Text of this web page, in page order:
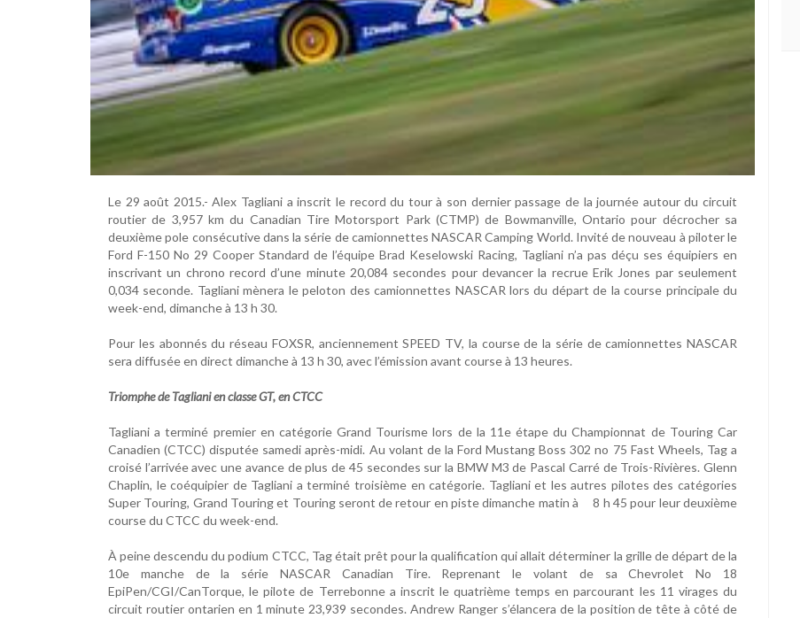
Le 29 août 2015.- Alex Tagliani a inscrit le record du tour à son dernier passage de la journée autour du circuit
routier de 3,957 km du Canadian Tire Motorsport Park (CTMP) de Bowmanville, Ontario pour décrocher sa
deuxième pole consécutive dans la série de camionnettes NASCAR Camping World. Invité de nouveau à piloter le
Ford F-150 No 29 Cooper Standard de l’équipe Brad Keselowski Racing, Tagliani n’a pas déçu ses équipiers en
inscrivant un chrono record d’une minute 20,084 secondes pour devancer la recrue Erik Jones par seulement
0,034 seconde. Tagliani mènera le peloton des camionnettes NASCAR lors du départ de la course principale du
week-end, dimanche à 13 h 30.
Pour les abonnés du réseau FOXSR, anciennement SPEED TV, la course de la série de camionnettes NASCAR
sera diffusée en direct dimanche à 13 h 30, avec l’émission avant course à 13 heures.
Triomphe de Tagliani en classe GT, en CTCC
Tagliani a terminé premier en catégorie Grand Tourisme lors de la 11e étape du Championnat de Touring Car
Canadien (CTCC) disputée samedi après-midi. Au volant de la Ford Mustang Boss 302 no 75 Fast Wheels, Tag a
croisé l’arrivée avec une avance de plus de 45 secondes sur la BMW M3 de Pascal Carré de Trois-Rivières. Glenn
Chaplin, le coéquipier de Tagliani a terminé troisième en catégorie. Tagliani et les autres pilotes des catégories
Super Touring, Grand Touring et Touring seront de retour en piste dimanche matin à 8 h 45 pour leur deuxième
course du CTCC du week-end.
À peine descendu du podium CTCC, Tag était prêt pour la qualification qui allait déterminer la grille de départ de la
10e manche de la série NASCAR Canadian Tire. Reprenant le volant de sa Chevrolet No 18
EpiPen/CGI/CanTorque, le pilote de Terrebonne a inscrit le quatrième temps en parcourant les 11 virages du
circuit routier ontarien en 1 minute 23,939 secondes. Andrew Ranger s’élancera de la position de tête à côté de